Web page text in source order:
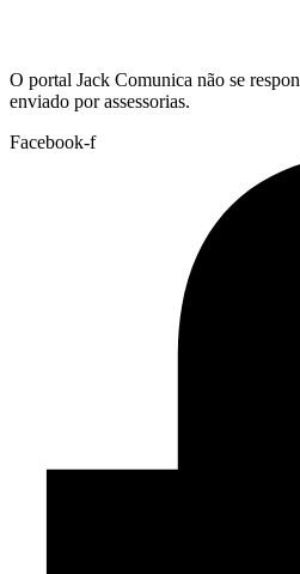
O portal Jack Comunica não se
enviado por assessorias.
Facebook-f